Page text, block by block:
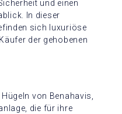
und einen
In dieser
sich luxuriöse
der gehobenen
von Benahavis,
die für ihre